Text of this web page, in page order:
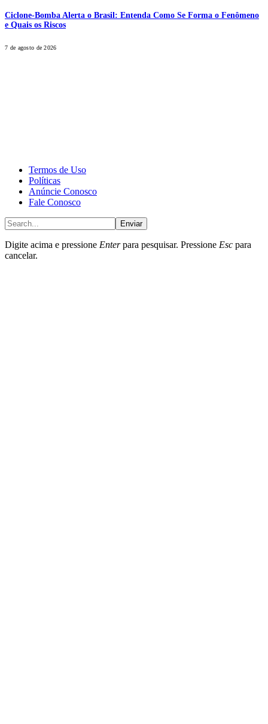
Ciclone-Bomba Alerta o Brasil: Entenda Como Se Forma o Fenômeno
e Quais os Riscos
7 de agosto de 2026
Termos de Uso
Políticas
Anúncie Conosco
Fale Conosco
Enviar
Digite acima e pressione Enterpara pesquisar. Pressione Esc para
cancelar.